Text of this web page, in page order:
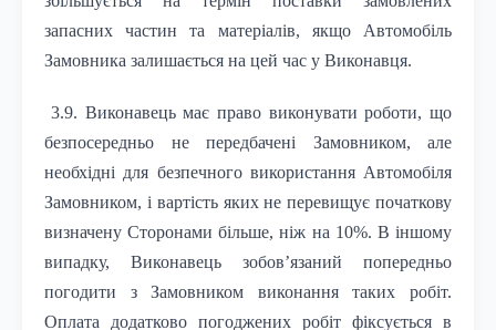
запасних частин та матеріалів, якщо Автомобіль
Замовника залишається на цей час у Виконавця.
3.9. Виконавець має право виконувати роботи, що
безпосередньо не передбачені Замовником, але
необхідні для безпечного використання Автомобіля
Замовником, і вартість яких не перевищує початкову
визначену Сторонами більше, ніж на 10%. В іншому
випадку, Виконавець зобов’язаний попередньо
погодити з Замовником виконання таких робіт.
Оплата додатково погоджених робіт фіксується в